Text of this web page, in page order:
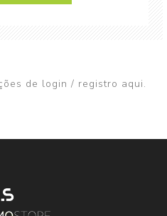
de login / registro aqui.